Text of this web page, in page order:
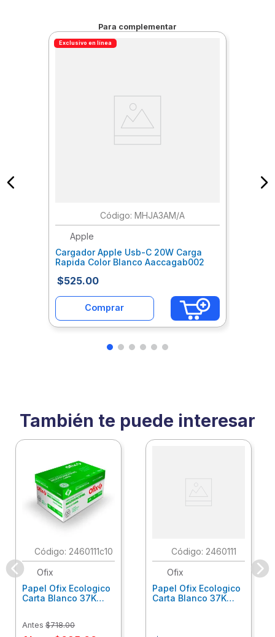
Para complementar
Exclusivo en línea
: MHJA3AM/A
Apple
Cargador Apple Usb-C 20W Carga
Rapida Color Blanco Aaccagab002
$525.00
Comprar
También te puede interesar
: 2460111c10
Ofix
Papel Ofix Ecologico
Carta Blanco 37K
Antes $718.00
: 2460111
Ofix
Papel Ofix Ecologico
Carta Blanco 37K